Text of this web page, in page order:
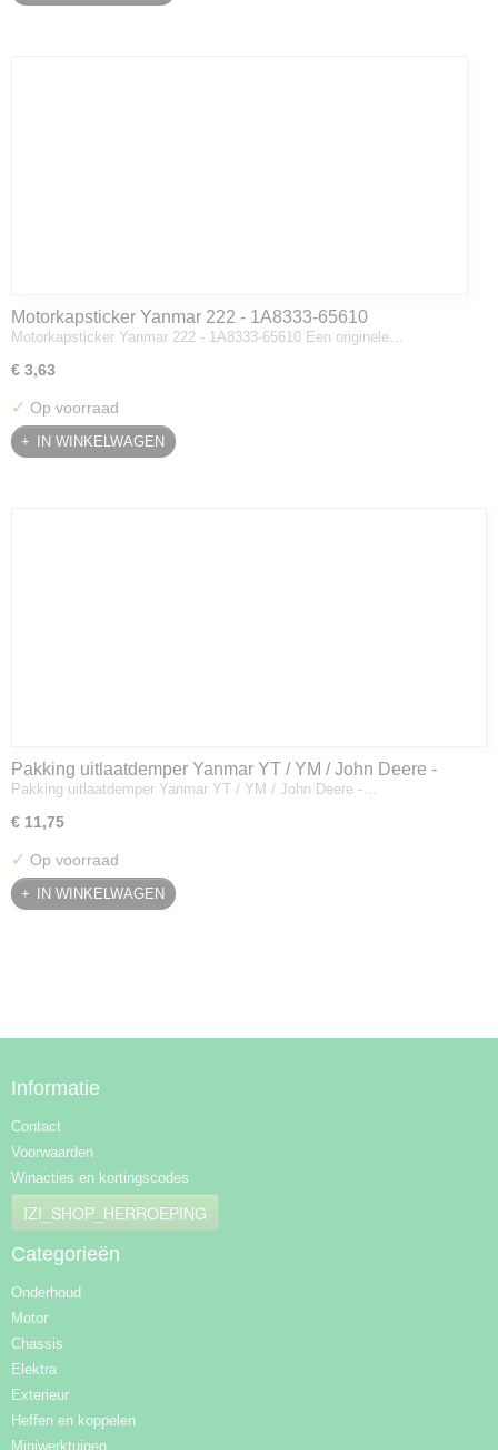
Motorkapsticker Yanmar 222 - 1A8333-65610
Motorkapsticker Yanmar 222 - 1A8333-65610 Een originele…
€ 3,63
✓ Op voorraad
IN WINKELWAGEN
Pakking uitlaatdemper Yanmar YT / YM / John Deere -
128300-13230
Pakking uitlaatdemper Yanmar YT / YM / John Deere -…
€ 11,75
✓ Op voorraad
IN WINKELWAGEN
Informatie
Contact
Voorwaarden
Winacties en kortingscodes
IZI_SHOP_HERROEPING
Categorieën
Onderhoud
Motor
Chassis
Elektra
Exterieur
Heffen en koppelen
Miniwerktuigen